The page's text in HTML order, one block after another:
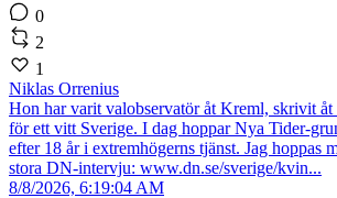
0
2
1
Niklas Orrenius
Hon har varit valobservatör åt Kreml, skrivit åt
för ett vitt Sverige. I dag hoppar Nya Tider-
efter 18 år i extremhögerns tjänst. Jag hoppas
stora DN-intervju: www.dn.se/sverige/kvin...
8/8/2026, 6:19:04 AM